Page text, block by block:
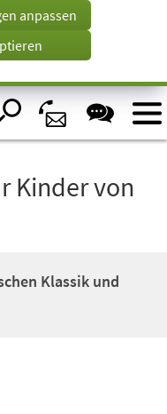
anpassen
Kinder von
Klassik und